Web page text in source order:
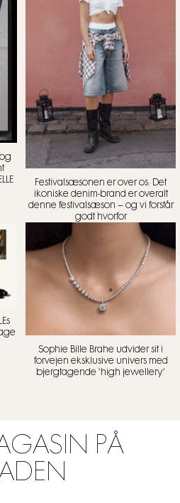
Festivalsæsonen er over os: Det
ikoniske denim-brand er overalt
denne festivalsæson – og vi forstår
godt hvorfor
Sophie Bille Brahe udvider sit i
forvejen eksklusive univers med
bjergtagende ‘high jewellery’
PÅ